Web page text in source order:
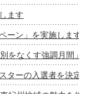
ます
ーン」を実施します
をなくす強調月間」
ターの入選者を決定